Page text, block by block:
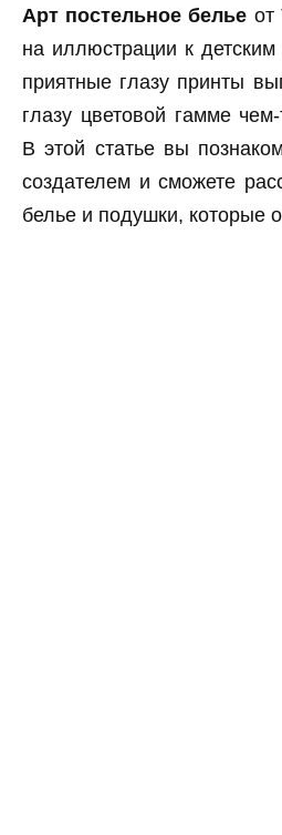
Арт постельное белье от
на иллюстрации к
приятные глазу принты
глазу цветовой гамме
В этой статье вы
создателем и сможете
белье и подушки, которые